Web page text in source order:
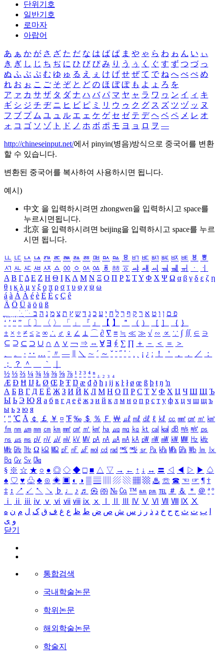
단위기호
일반기호
로마자
아랍어
あ ぁ か が さ ざ た だ な は ば ぱ ま や ゃ ら わ ゎ ん い ぃ
き ぎ し じ ち ぢ に ひ び ぴ み り う ぅ く ぐ す ず つ づ っ
ぬ ふ ぶ ぷ む ゆ ゅ る え ぇ け げ せ ぜ て で ね へ べ ぺ め
れ お ぉ こ ご そ ぞ と ど の ほ ぼ ぽ も よ ょ ろ を
ア ァ カ サ ザ タ ダ ナ ハ バ パ マ ヤ ャ ラ ワ ヮ ン イ ィ キ
ギ シ ジ チ ヂ ニ ヒ ビ ピ ミ リ ウ ゥ ク グ ス ズ ツ ヅ ッ ヌ
フ ブ プ ム ユ ュ ル エ ェ ケ ゲ セ ゼ テ デ ヘ ベ ペ メ レ オ
ォ コ ゴ ソ ゾ ト ド ノ ホ ボ ポ モ ヨ ョ ロ ヲ ―
http://chineseinput.net/에서 pinyin(병음)방식으로 중국어를 변환
할 수 있습니다.
변환된 중국어를 복사하여 사용하시면 됩니다.
예시)
中文 을 입력하시려면 zhongwen을 입력하시고 space를
누르시면됩니다.
北京 을 입력하시려면 beijing을 입력하시고 space를 누르
시면 됩니다.
ㅥ ㅦ ㅧ ㅨ ㅩ ㅪ ㅫ ㅬ ㅭ ㅮ ㅯ ㅰ ㅱ ㅲ ㅳ ㅴ ㅵ ㅶ ㅷ ㅸ
ㅹ
ㅺ ㅻ ㅼ ㅽ ㅾ ㅿ ㆀ ㆁ ㆂ ㆃ ㆄ ㆅ ㆆ ㆇ ㆈ ㆉ ㆊ ㆋ ㆌ ㆍ
ㆎ
Α Β ΓΔ Ε Ζ Η Θ Ι ΚΛ Μ Ν Ξ Ο Π Ρ Σ ΤΥ Φ Χ Ψ Ω α β γ δ ε ζ η
θ ι κ λ μ ν ξ ο π ρ σ τ υ φ χ ψ ω
á à Á À é è É È ç Ç ê
Ä Ö Ü ä ö ü ß
ִֶֹ ֻּ ׁׂ פ ם ן ו ט א ר ק ף ך ל ח י ע כ ג ד ש ץ ת צ מ נ ה ב
‘ ’ “ ” 〔 〕 〈 〉 「 」 『 』 【 】 ＂ （ ） ［ ］ ｛ ｝
± × ÷ ≠ ≤ ≥ ∞ ∴ ♂ ♀ ∠ ⊥ ⌒ ∂ ∇ ≡ ≒ ≪ ≫ √ ∽ ∝ ∵ ∫ ∬ ∈ ∋
⊆ ⊇ ⊂ ⊃ ∪ ∩ ∧ ∨ ￢ ⇒ ⇔ ∀ ∃ ∮ ∑ ∏ ＋ － ＜ ＝
＞
、
。 · ‥ … ¨ 〃 ― ＼ ∼ ´ ～ ˇ ˘ ˝ ˚ ˙ ¸ ¡ ¿ ː ！ ＇ ， ． ／
：
；
？ ＾ ｀
½ ⅓ ⅔ ¼ ¾ ⅛ ⅜ ⅝ ⅞ ¹ ² ³ ⁴ ⁿ ₁ ₂ ₃ ₄
Æ Ð Ħ Ĳ Ł Ø Œ Þ Ŧ Ŋ æ đ ð ħ ı ĳ ĸ ŀ ł ø œ ß þ ŧ ŋ ŉ
А Б В Г Д Е Ё Ж З И Й К Л М Н О П Р С Т У Ф Х Ц Ч Ш Щ Ъ
Ы Ь Э Ю Я а б в г д е ё ж з и й к л м н о п р с т у ф х ц ч ш щ ъ
ы ь э ю я
′ ″ ℃ Å ￠ ￡ ￥ ¤ ℉ ‰ ＄ ％ Ｆ ￦ ㎕ ㎖ ㎗ ℓ ㎘ ㏄ ㎣ ㎤ ㎥ ㎦
㎙ ㎚ ㎛ ㎜ ㎝ ㎞ ㎟ ㎠ ㎡ ㎢ ㏊ ㎍ ㎎ ㎏ ㏏ ㎈ ㎉ ㏈ ㎧ ㎨ ㎰
㎱ ㎲ ㎳ ㎴ ㎵ ㎶ ㎷ ㎸ ㎹ ㎀ ㎁ ㎂ ㎃ ㎄ ㎺ ㎻ ㎽ ㎾ ㎿ ㎐ ㎑
㎒ ㎓ ㎔ Ω ㏀ ㏁ ㎊ ㎋ ㎌ ㏖ ㏅ ㎭ ㎮ ㎯ ㏛ ㎩ ㎪ ㎫ ㎬ ㏝ ㏐
㏓
㏃ ㏉ ㏜ ㏆
§ ※ ☆ ★ ○ ● ◎ ◇ ◆ □ ■ △ ▽ → ← ↑ ↓ ↔ 〓 ◁ ◀ ▷ ▶ ♤
♠ ♡ ♥ ♧ ♣ ⊙ ◈ ▣ ◐ ◑ ▒ ▤ ▨ ▧ ▦ ▩ ♨ ☏ ☎ ☜ ☞ ¶ †
‡ ↕ ↗ ↙ ↖ ↘ ♭ ♩ ♪ ♬ ㉿ ㈜ № ㏇ ™ ㏂ ㏘ ℡ ＃ ＆ ＊ ＠ ª º
ⅰ
ⅱ ⅲ ⅳ ⅴ ⅵ ⅶ ⅷ ⅸ ⅹ Ⅳ Ⅴ Ⅵ Ⅶ Ⅷ Ⅸ Ⅹ
ب ت ث ج ح خ د ذ ر ز س ش ص ض ط ظ ع غ ف ق ک ل م ن ه
و ی
닫기
통합검색
국내학술논문
학위논문
해외학술논문
학술지